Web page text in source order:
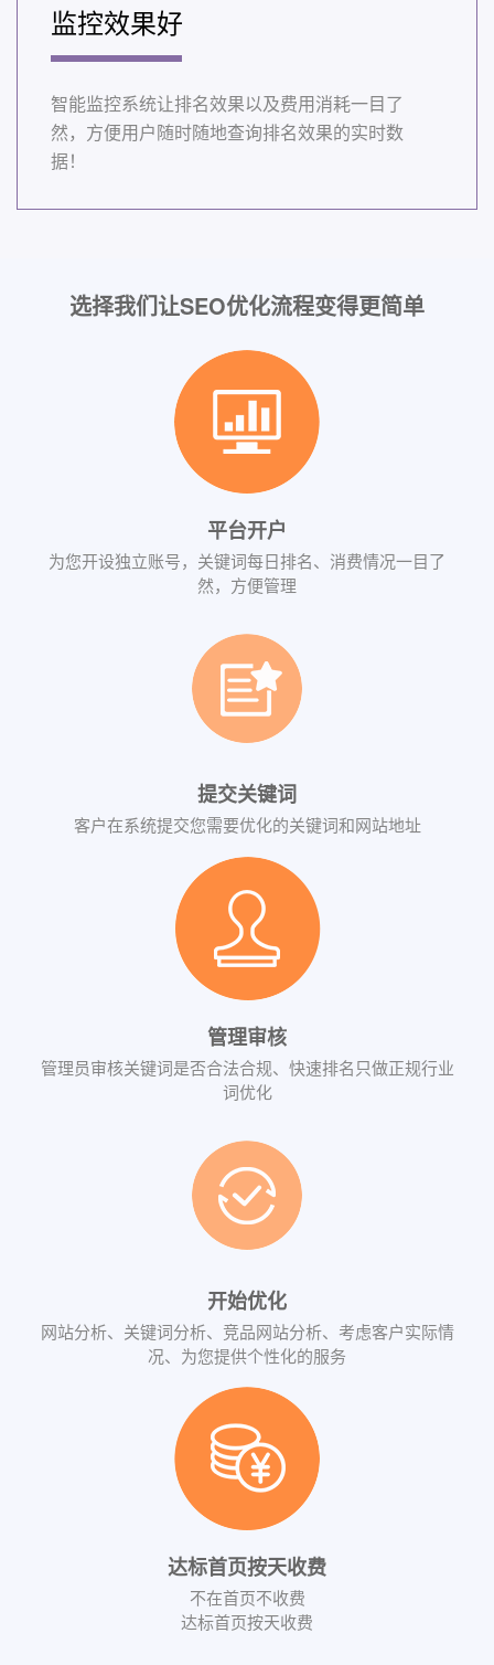
监控效果好
智能监控系统让排名效果以及费用消耗一目了
然，方便用户随时随地查询排名效果的实时数
据！
选择我们让SEO优化流程变得更简单
平台开户
为您开设独立账号，关键词每日排名、消费情况一目了
然，方便管理
提交关键词
客户在系统提交您需要优化的关键词和网站地址
管理审核
管理员审核关键词是否合法合规、快速排名只做正规行业
词优化
开始优化
网站分析、关键词分析、竞品网站分析、考虑客户实际情
况、为您提供个性化的服务
达标首页按天收费
不在首页不收费
达标首页按天收费